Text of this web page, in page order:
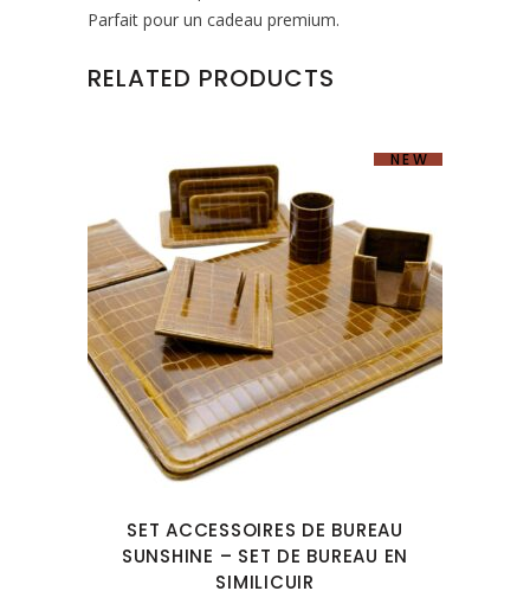
Parfait pour un cadeau premium.
RELATED PRODUCTS
NEW
SET ACCESSOIRES DE BUREAU
SUNSHINE – SET DE BUREAU EN
SIMILICUIR